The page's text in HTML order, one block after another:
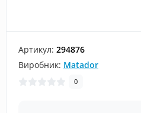
Артикул: 294876
Виробник: Matador
0